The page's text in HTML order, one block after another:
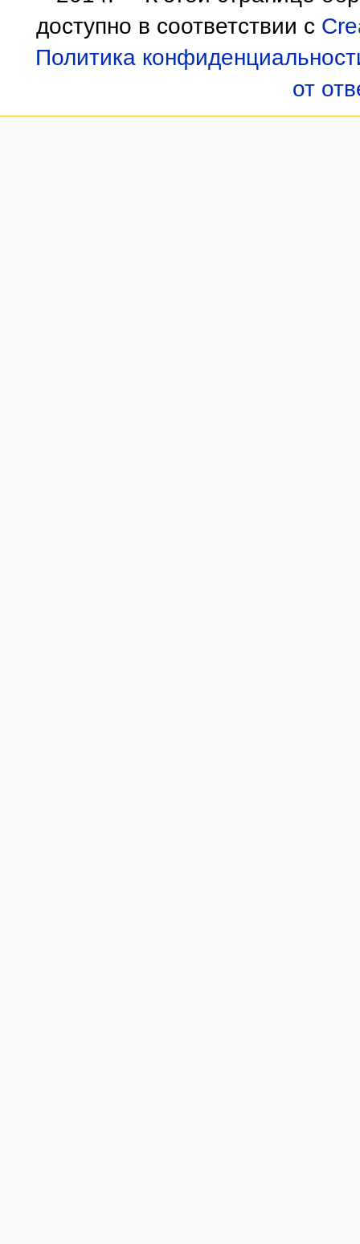
доступно в соответствии с
Политика
от